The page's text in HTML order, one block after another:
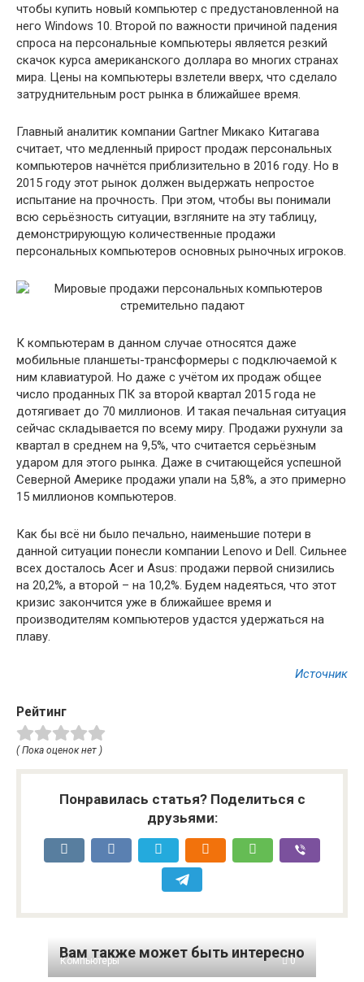
чтобы купить новый компьютер с предустановленной на
него Windows 10. Второй по важности причиной падения
спроса на персональные компьютеры является резкий
скачок курса американского доллара во многих странах
мира. Цены на компьютеры взлетели вверх, что сделало
затруднительным рост рынка в ближайшее время.
Главный аналитик компании Gartner Микако Китагава
считает, что медленный прирост продаж персональных
компьютеров начнётся приблизительно в 2016 году. Но в
2015 году этот рынок должен выдержать непростое
испытание на прочность. При этом, чтобы вы понимали
всю серьёзность ситуации, взгляните на эту таблицу,
демонстрирующую количественные продажи
персональных компьютеров основных рыночных игроков.
К компьютерам в данном случае относятся даже
мобильные планшеты-трансформеры с подключаемой к
ним клавиатурой. Но даже с учётом их продаж общее
число проданных ПК за второй квартал 2015 года не
дотягивает до 70 миллионов. И такая печальная ситуация
сейчас складывается по всему миру. Продажи рухнули за
квартал в среднем на 9,5%, что считается серьёзным
ударом для этого рынка. Даже в считающейся успешной
Северной Америке продажи упали на 5,8%, а это примерно
15 миллионов компьютеров.
Как бы всё ни было печально, наименьшие потери в
данной ситуации понесли компании Lenovo и Dell. Сильнее
всех досталось Acer и Asus: продажи первой снизились
на 20,2%, а второй – на 10,2%. Будем надеяться, что этот
кризис закончится уже в ближайшее время и
производителям компьютеров удастся удержаться на
плаву.
Источник
Рейтинг
( Пока оценок нет )
Понравилась статья? Поделиться с
друзьями:
Вам также может быть интересно
Компьютеры 0